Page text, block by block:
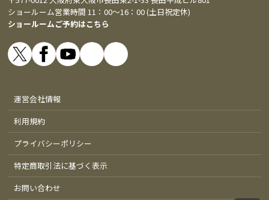
ショールーム営業時間 11：00～16：00 (土日祝定休)
ショールームご予約はこちら
運営会社情報
利用規約
プライバシーポリシー
特定商取引法に基づく表示
お問い合わせ